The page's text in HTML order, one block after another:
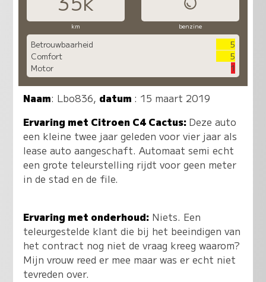
km benzine
Betrouwbaarheid
5
Comfort
5
Motor
1
Naam: Lbo836, datum : 15 maart 2019
Ervaring met Citroen C4 Cactus: Deze auto
een kleine twee jaar geleden voor vier jaar als
lease auto aangeschaft. Automaat semi echt
een grote teleurstelling rijdt voor geen meter
in de stad en de file.
Ervaring met onderhoud: Niets. Een
teleurgestelde klant die bij het beeindigen van
het contract nog niet de vraag kreeg waarom?
Mijn vrouw reed er mee maar was er echt niet
tevreden over.